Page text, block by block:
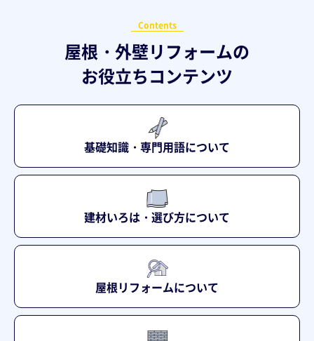
得ることができない場合。
尚、お客様との取引を行うにあたり、運送業者等
の必要な外部委託を行う場合は第三者提供にはあ
当社は、ご本人から自己の情報について開示、訂
正、利用停止、消去等を求められた場合は、権利
を有しているご本人であることが確認できた後
に、合理的な期間内にこれに対応します。
Contents
屋根・外壁リフォームの
お役立ちコンテンツ
基礎知識・専門用語について
建材いろは・選び方について
屋根リフォームについて